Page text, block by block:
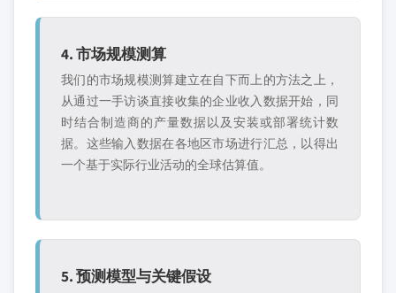
4. 市场规模测算
我们的市场规模测算建立在自下而上的方法之上，
从通过一手访谈直接收集的企业收入数据开始，同
时结合制造商的产量数据以及安装或部署统计数
据。这些输入数据在各地区市场进行汇总，以得出
一个基于实际行业活动的全球估算值。
5. 预测模型与关键假设